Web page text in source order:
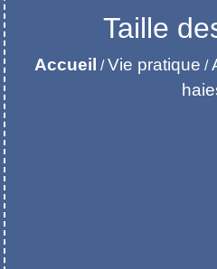
Taille
Accueil /Vie pratique /